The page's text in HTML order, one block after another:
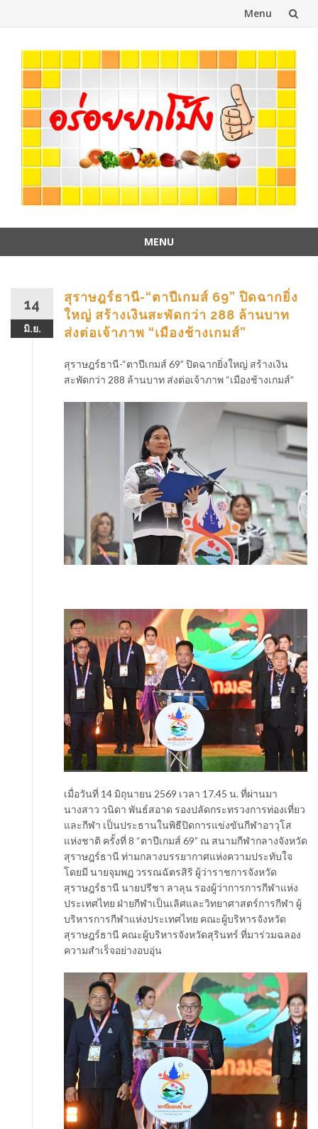
Menu
content
MENU
14
มิ.ย.
สุราษฎร์ธานี-“ตาปีเกมส์ 69” ปิดฉากยิ่ง
ใหญ่ สร้างเงินสะพัดกว่า 288 ล้านบาท
ส่งต่อเจ้าภาพ “เมืองช้างเกมส์”
สุราษฎร์ธานี-“ตาปีเกมส์ 69” ปิดฉากยิ่งใหญ่ สร้างเงิน
สะพัดกว่า 288 ล้านบาท ส่งต่อเจ้าภาพ “เมืองช้างเกมส์”
เมื่อวันที่ 14 มิถุนายน 2569 เวลา 17.45 น. ที่ผ่านมา
นางสาว วนิดา พันธ์สอาด รองปลัดกระทรวงการท่องเที่ยว
และกีฬา เป็นประธานในพิธีปิดการแข่งขันกีฬาอาวุโส
แห่งชาติ ครั้งที่ 8 “ตาปีเกมส์ 69” ณ สนามกีฬากลางจังหวัด
สุราษฎร์ธานี ท่ามกลางบรรยากาศแห่งความประทับใจ
โดยมี นายจุมพฏ วรรณฉัตรสิริ ผู้ว่าราชการจังหวัด
สุราษฎร์ธานี นายปรีชา ลาลุน รองผู้ว่าการการกีฬาแห่ง
ประเทศไทย ฝ่ายกีฬาเป็นเลิศและวิทยาศาสตร์การกีฬา ผู้
บริหารการกีฬาแห่งประเทศไทย คณะผู้บริหารจังหวัด
สุราษฎร์ธานี คณะผู้บริหารจังหวัดสุรินทร์ ที่มาร่วมฉลอง
ความสำเร็จอย่างอบอุ่น